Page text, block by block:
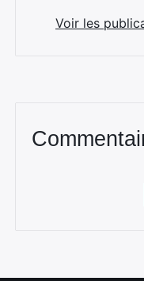
Voir les